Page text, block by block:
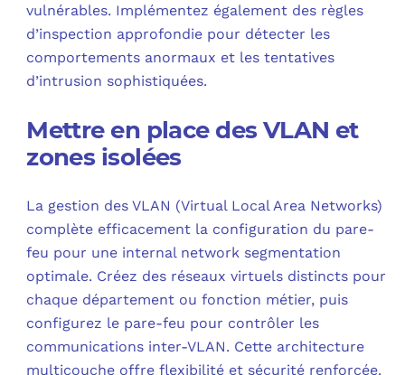
vulnérables. Implémentez également des règles
d’inspection approfondie pour détecter les
comportements anormaux et les tentatives
d’intrusion sophistiquées.
Mettre en place des VLAN et
zones isolées
La gestion des VLAN (Virtual Local Area Networks)
complète efficacement la configuration du pare-
feu pour une internal network segmentation
optimale. Créez des réseaux virtuels distincts pour
chaque département ou fonction métier, puis
configurez le pare-feu pour contrôler les
communications inter-VLAN. Cette architecture
multicouche offre flexibilité et sécurité renforcée.